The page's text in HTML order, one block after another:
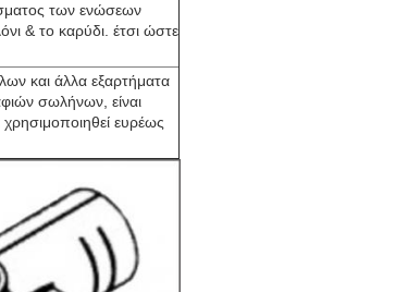
των ενώσεων
& το καρύδι. έτσι ώστε
και άλλα εξαρτήματα
σωλήνων, είναι
ευρέως